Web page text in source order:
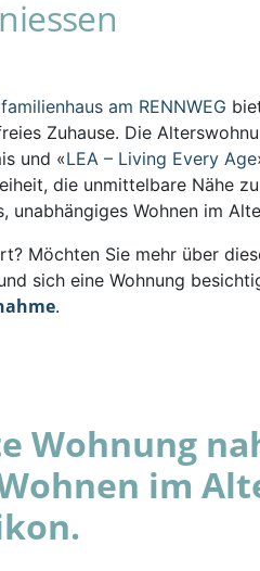
am RENNWEG
Zuhause. Die
und «LEA – Living Every Age
die unmittelbare Nähe
unabhängiges Wohnen im
Möchten Sie mehr über
sich eine Wohnung
.
Wohnung
im